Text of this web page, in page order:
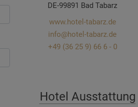
DE-99891 Bad Tabarz
www.hotel-tabarz.de
info@hotel-tabarz.de
+49 (36 25 9) 66 6 - 0
Hotel Ausstattung